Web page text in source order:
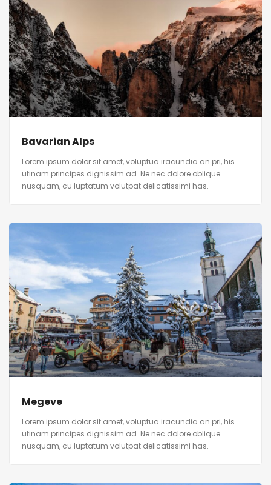
Bavarian Alps
Lorem ipsum dolor sit amet, voluptua iracundia an pri, his
utinam principes dignissim ad. Ne nec dolore oblique
nusquam, cu luptatum volutpat delicatissimi has.
Megeve
Lorem ipsum dolor sit amet, voluptua iracundia an pri, his
utinam principes dignissim ad. Ne nec dolore oblique
nusquam, cu luptatum volutpat delicatissimi has.